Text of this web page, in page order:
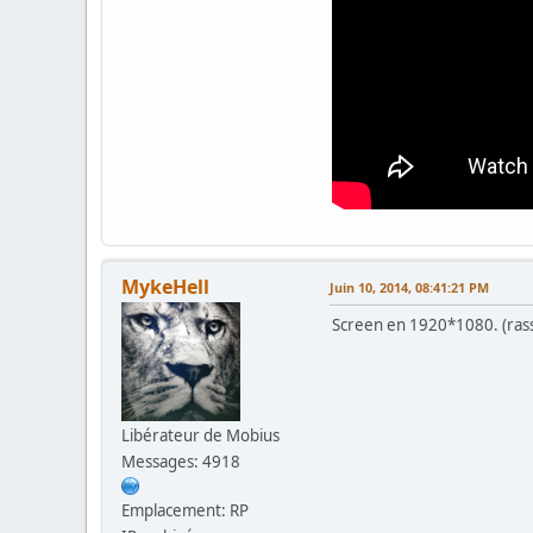
MykeHell
Libérateur de Mobius
Messages: 4918
Emplacement: RP
Juin 10, 2014, 08:41:21 PM
Screen en 1920*1080.